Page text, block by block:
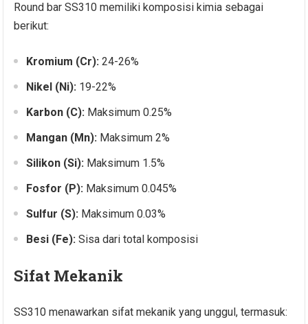
Round bar SS310 memiliki komposisi kimia sebagai
berikut:
Kromium (Cr): 24-26%
Nikel (Ni): 19-22%
Karbon (C): Maksimum 0.25%
Mangan (Mn): Maksimum 2%
Silikon (Si): Maksimum 1.5%
Fosfor (P): Maksimum 0.045%
Sulfur (S): Maksimum 0.03%
Besi (Fe): Sisa dari total komposisi
Sifat Mekanik
SS310 menawarkan sifat mekanik yang unggul, termasuk: